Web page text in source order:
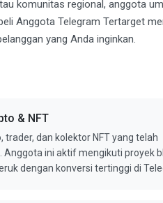
komunitas regional, anggota
Anggota Telegram Tertarget
yang Anda inginkan.
& NFT
trader, dan kolektor NFT yang telah
Anggota ini aktif mengikuti proyek
dengan konversi tertinggi di